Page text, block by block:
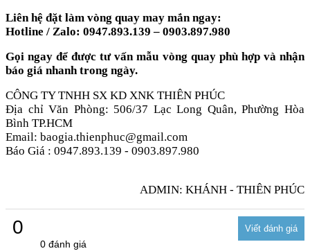
Liên hệ đặt làm vòng quay may mắn ngay:
Hotline / Zalo: 0947.893.139 – 0903.897.980
Gọi ngay để được tư vấn mẫu vòng quay phù hợp và nhận
báo giá nhanh trong ngày.
CÔNG TY TNHH SX KD XNK THIÊN PHÚC
Địa chỉ Văn Phòng: 506/37 Lạc Long Quân, Phường Hòa
Bình TP.HCM
Email: baogia.thienphuc@gmail.com
Báo Giá : 0947.893.139 - 0903.897.980
ADMIN: KHÁNH - THIÊN PHÚC
0
0 đánh giá